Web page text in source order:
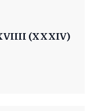
(XXXIV)